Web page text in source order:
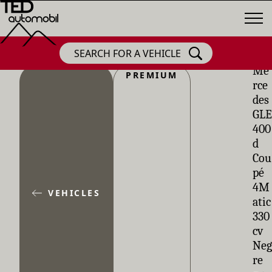
SEARCH FOR A VEHICLE
VEHICLES
PREMIUM
Me
rce
des
GLE
400
d
Cou
pé
4M
atic
330
cv
Neg
re